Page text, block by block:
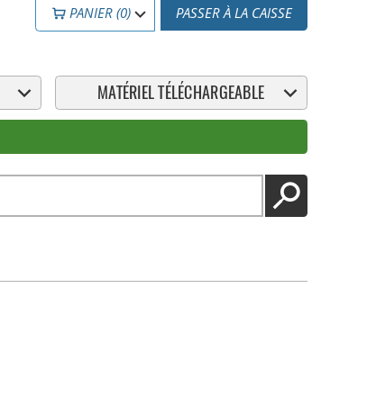
PANIER (0) PASSER À LA CAISSE
MATÉRIEL TÉLÉCHARGEABLE
LANCER